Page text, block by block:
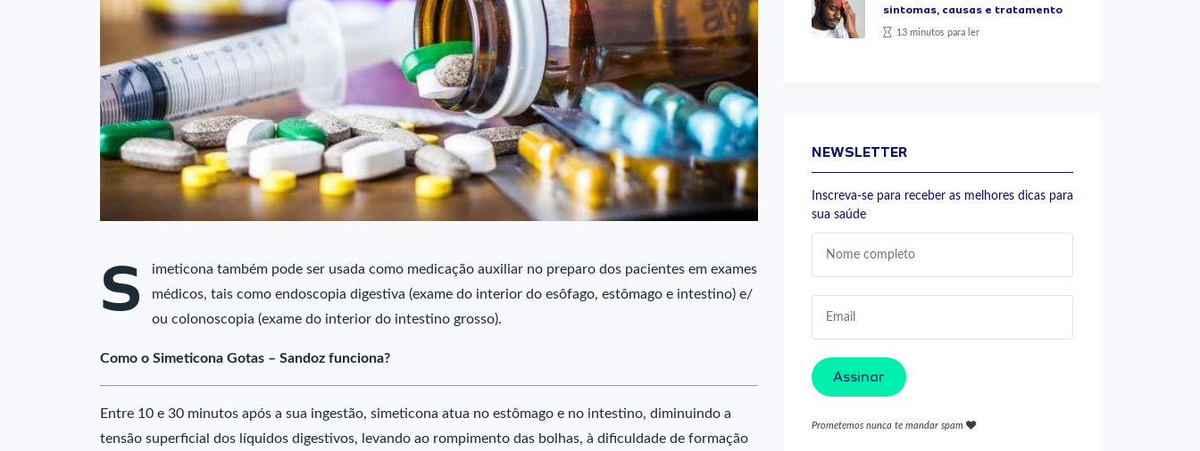
S
imeticona também pode ser usada como medicação auxiliar no preparo dos pacientes em exames
médicos, tais como endoscopia digestiva (exame do interior do esôfago, estômago e intestino) e/
ou colonoscopia (exame do interior do intestino grosso).
Como o Simeticona Gotas – Sandoz funciona?
Entre 10 e 30 minutos após a sua ingestão, simeticona atua no estômago e no intestino, diminuindo a
tensão superficial dos líquidos digestivos, levando ao rompimento das bolhas, à dificuldade de formação
sintomas, causas e tratamento
13 minutos para ler
NEWSLETTER
Inscreva-se para receber as melhores dicas para
sua saúde
Assinar
Prometemos nunca te mandar spam